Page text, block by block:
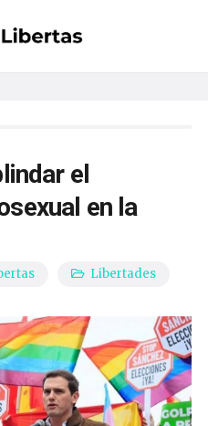
el
en la
Libertades